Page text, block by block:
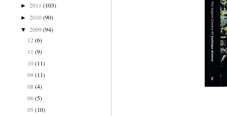
► 2011 (103)
► 2010(90)
▼ 2009(94)
12 (6)
11 (9)
10 (11)
09 (11)
08 (4)
06 (5)
05 (10)